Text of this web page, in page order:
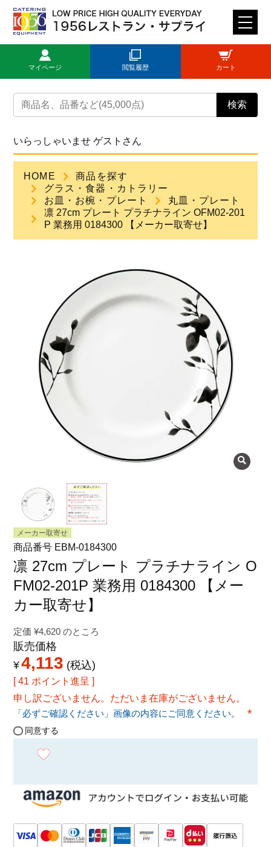
M
E
U
検索
マイページ 閲覧履歴 カート
トップページ
新規登録
商品一覧
ご利用ガイド
よくある質問
会社概要
OEMについて
Instagram
facebook
プライバシーポリシー
特定商取引法に関する表示
いらっしゃいませ ゲストさん
HOME
商品を探す
グラス・食器・カトラリー
お皿・お椀・プレート
丸皿・プレート
凛 27cm プレート プラチナライン OFM02-201
P 業務用 0184300 【メーカー取寄せ】
メーカー取寄せ
商品番号 EBM-0184300
凛 27cm プレート プラチナライン O
FM02-201P 業務用 0184300 【メー
カー取寄せ】
定価 ¥4,620 のところ
販売価格
¥4,113 税込
41 ポイント進呈 ]
申し訳ございません。ただいま在庫がございません。
「必ずご確認ください」画像の内容にご同意ください。
同意する